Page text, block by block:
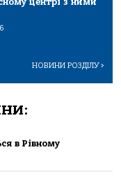
НОВИНИ РОЗДІЛУ>
в Рівному